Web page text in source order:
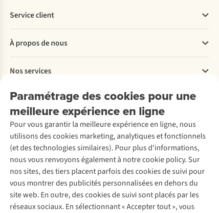
Paramétrage des cookies pour une
meilleure expérience en ligne
Pour vous garantir la meilleure expérience en ligne, nous
utilisons des cookies marketing, analytiques et fonctionnels
(et des technologies similaires). Pour plus d'informations,
nous vous renvoyons également à notre cookie policy. Sur
nos sites, des tiers placent parfois des cookies de suivi pour
vous montrer des publicités personnalisées en dehors du
site web. En outre, des cookies de suivi sont placés par les
réseaux sociaux. En sélectionnant « Accepter tout », vous
Service client
Commander
Payer
Livraison
Rétractation d'une commande
Entretien & réparations
Garantie
Contactez-nous
À propos de nous
Explore More
À propos d’Ayacucho
Nos magasins
À propos d’A.S.Adventure
Déclaration d'accessibilité
Nos services
Location / Location sports d’hiver
Entretien de ski
Service de lavage
Entretien de chaussures
Réparation de chaussures
Réparation de vêtements
Retouches
Pour les entreprises
Découvrez
A.S.Magazine
Explore Camp
Gear Check
Expertise & conseils
Abonnez-vous à la newsletter
Suivez-nous